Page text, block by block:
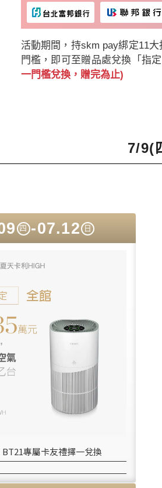
活動期間，持skm pay綁定11
門檻，即可至贈品處兌換「指
一門檻兌換，贈完為止)
7/9(
四 -07.12 日
專屬卡友禮擇一兌換